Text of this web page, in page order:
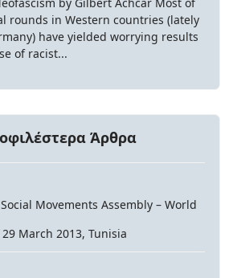
rounds in Western countries (lately
have yielded worrying results
of racist...
Άρθρα
Movements Assembly – World
March 2013, Tunisia